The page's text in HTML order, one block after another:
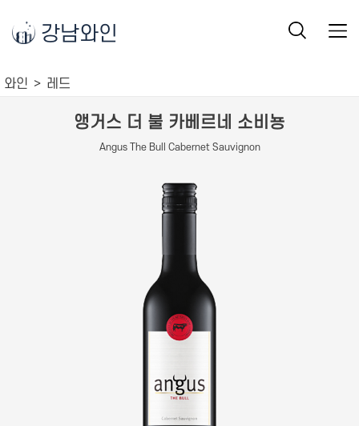
강남와인
와인 레드
앵거스 더 불 카베르네 소비뇽
Angus The Bull Cabernet Sauvignon